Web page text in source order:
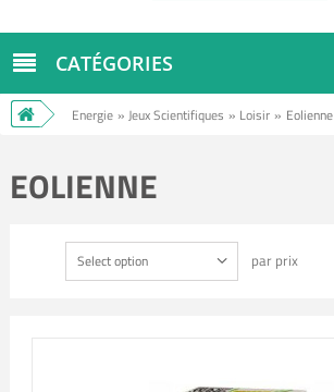
CATÉGORIES
Energie » Jeux Scientifiques » Loisir » Eolienne
EOLIENNE
Select option par prix